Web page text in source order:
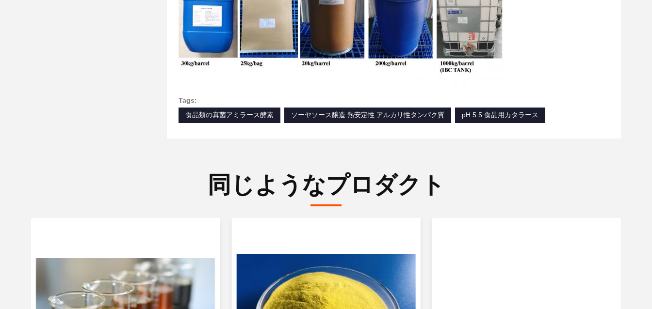
Tags:
食品類の真菌アミラース酵素
ソーヤソース醸造 熱安定性 アルカリ性タンパク質 pH 5.5 食品用カタラース
同じようなプロダクト